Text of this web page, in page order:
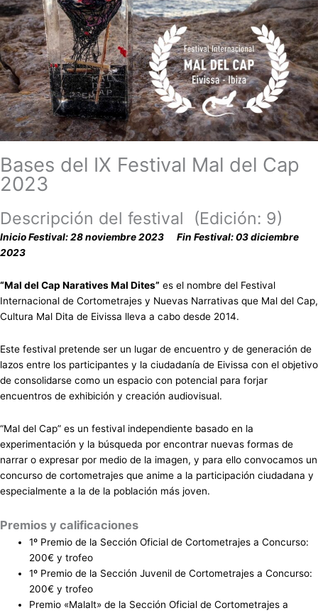
Bases del IX Festival Mal del Cap
2023
Descripción del festival (Edición: 9)
Inicio Festival: 28 noviembre 2023 Fin Festival: 03 diciembre
2023
“Mal del Cap Naratives Mal Dites” es el nombre del Festival
Internacional de Cortometrajes y Nuevas Narrativas que Mal del Cap,
Cultura Mal Dita de Eivissa lleva a cabo desde 2014.
Este festival pretende ser un lugar de encuentro y de generación de
lazos entre los participantes y la ciudadanía de Eivissa con el objetivo
de consolidarse como un espacio con potencial para forjar
encuentros de exhibición y creación audiovisual.
“Mal del Cap” es un festival independiente basado en la
experimentación y la búsqueda por encontrar nuevas formas de
narrar o expresar por medio de la imagen, y para ello convocamos un
concurso de cortometrajes que anime a la participación ciudadana y
especialmente a la de la población más joven.
Premios y calificaciones
1º Premio de la Sección Oficial de Cortometrajes a Concurso:
200€ y trofeo
1º Premio de la Sección Juvenil de Cortometrajes a Concurso:
200€ y trofeo
Premio «Malalt» de la Sección Oficial de Cortometrajes a